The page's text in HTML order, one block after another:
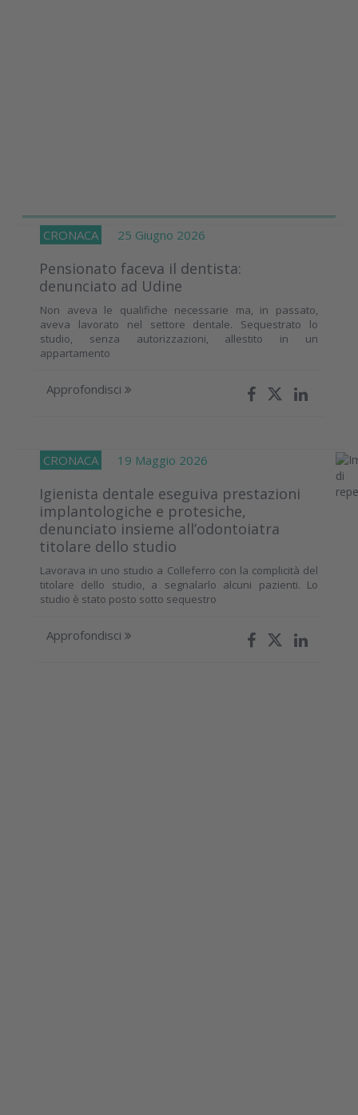
CRONACA 25 Giugno 2026
Pensionato faceva il dentista:
denunciato ad Udine
Non aveva le qualifiche necessarie ma, in passato,
aveva lavorato nel settore dentale. Sequestrato lo
studio, senza autorizzazioni, allestito in un
appartamento
Approfondisci
CRONACA 19 Maggio 2026
Igienista dentale eseguiva prestazioni
implantologiche e protesiche,
denunciato insieme all’odontoiatra
titolare dello studio
Lavorava in uno studio a Colleferro con la complicità del
titolare dello studio, a segnalarlo alcuni pazienti. Lo
studio è stato posto sotto sequestro
Approfondisci